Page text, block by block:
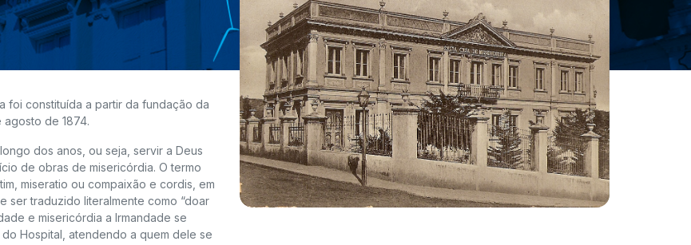
foi constituída a partir da fundação da
agosto de 1874.
dos anos, ou seja, servir a Deus
de obras de misericórdia. O termo
miseratio ou compaixão e cordis, em
ser traduzido literalmente como “doar
e misericórdia a Irmandade se
Hospital, atendendo a quem dele se